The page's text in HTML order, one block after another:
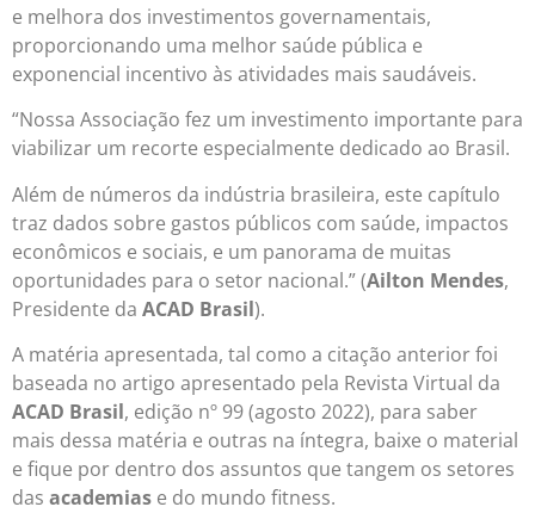
e melhora dos investimentos governamentais,
proporcionando uma melhor saúde pública e
exponencial incentivo às atividades mais saudáveis.
“Nossa Associação fez um investimento importante para
viabilizar um recorte especialmente dedicado ao Brasil.
Além de números da indústria brasileira, este capítulo
traz dados sobre gastos públicos com saúde, impactos
econômicos e sociais, e um panorama de muitas
oportunidades para o setor nacional.” (Ailton Mendes,
Presidente da ACAD Brasil).
A matéria apresentada, tal como a citação anterior foi
baseada no artigo apresentado pela Revista Virtual da
ACAD Brasil, edição nº 99 (agosto 2022), para saber
mais dessa matéria e outras na íntegra, baixe o material
e fique por dentro dos assuntos que tangem os setores
das academias e do mundo fitness.